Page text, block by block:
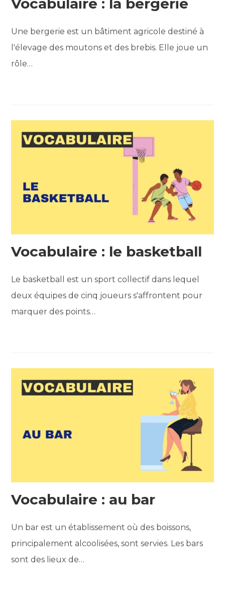
Vocabulaire : la bergerie
Une bergerie est un bâtiment agricole destiné à
l'élevage des moutons et des brebis. Elle joue un
rôle…
Vocabulaire : le basketball
Le basketball est un sport collectif dans lequel
deux équipes de cinq joueurs s'affrontent pour
marquer des points…
Vocabulaire : au bar
Un bar est un établissement où des boissons,
principalement alcoolisées, sont servies. Les bars
sont des lieux de…